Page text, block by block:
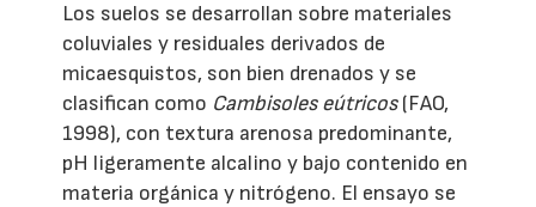
Los suelos se desarrollan sobre materiales
coluviales y residuales derivados de
micaesquistos, son bien drenados y se
clasifican como Cambisoles eútricos(FAO,
1998), con textura arenosa predominante,
pH ligeramente alcalino y bajo contenido en
materia orgánica y nitrógeno. El ensayo se